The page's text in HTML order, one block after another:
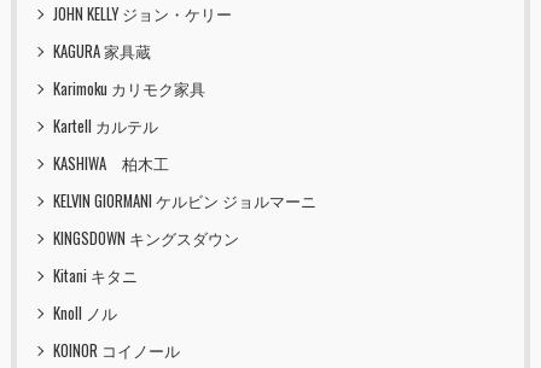
JOHN KELLY ジョン・ケリー
KAGURA 家具蔵
Karimoku カリモク家具
Kartell カルテル
KASHIWA 柏木工
KELVIN GIORMANI ケルビン ジョルマーニ
KINGSDOWN キングスダウン
Kitani キタニ
Knoll ノル
KOINOR コイノール